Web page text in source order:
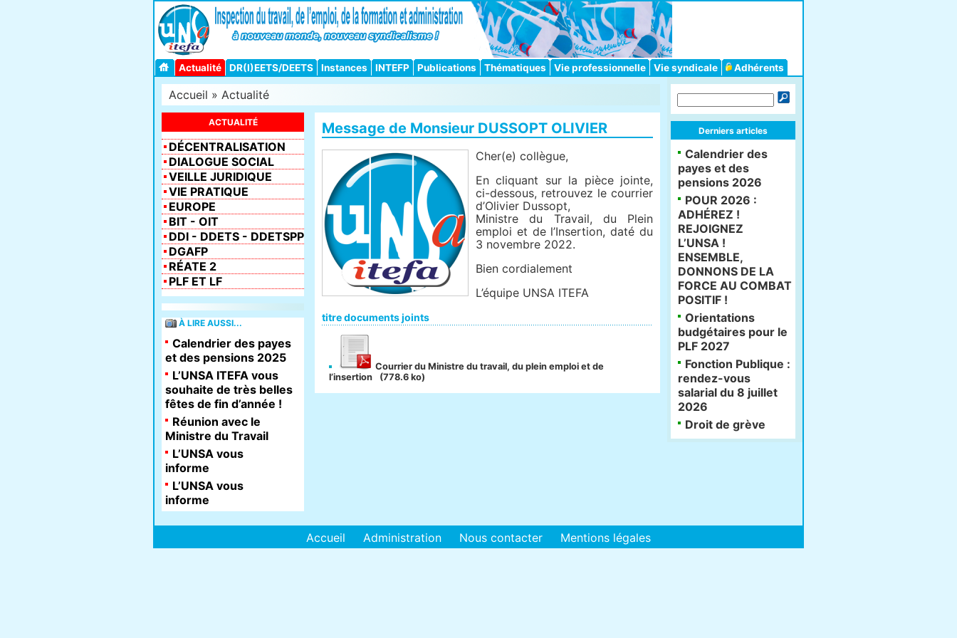
Actualité DR(I)EETS/DEETS Instances INTEFP Publications Thématiques Vie professionnelle Vie syndicale Adhérents
Accueil » Actualité
Message de Monsieur DUSSOPT OLIVIER
Cher(e) collègue,
En cliquant sur la pièce jointe,
ci-dessous, retrouvez le courrier
d’Olivier Dussopt,
Ministre du Travail, du Plein
emploi et de l’Insertion, daté du
3 novembre 2022.
Bien cordialement
L’équipe UNSA ITEFA
titre documents joints
Courrier du Ministre du travail, du plein emploi et de
l’insertion
(778.6 ko)
ACTUALITÉ
DÉCENTRALISATION
DIALOGUE SOCIAL
VEILLE JURIDIQUE
VIE PRATIQUE
EUROPE
BIT - OIT
DDI - DDETS - DDETSPP
DGAFP
RÉATE 2
PLF ET LF
À LIRE AUSSI...
Calendrier des payes
et des pensions 2025
L’UNSA ITEFA vous
souhaite de très belles
fêtes de fin d’année !
Réunion avec le
Ministre du Travail
L’UNSA vous
informe
L’UNSA vous
informe
Derniers articles
Calendrier des
payes et des
pensions 2026
POUR 2026 :
ADHÉREZ !
REJOIGNEZ
L’UNSA !
ENSEMBLE,
DONNONS DE LA
FORCE AU COMBAT
POSITIF !
Orientations
budgétaires pour le
PLF 2027
Fonction Publique :
rendez-vous
salarial du 8 juillet
2026
Droit de grève
Accueil Administration Nous contacter Mentions légales